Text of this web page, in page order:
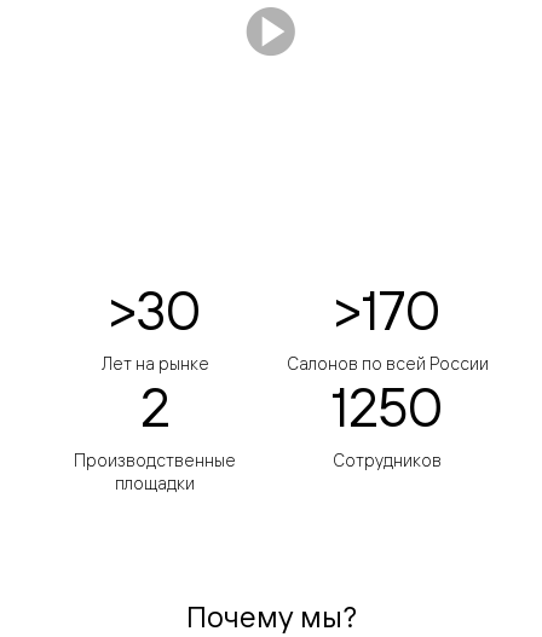
>30
Лет на рынке
>170
Салонов по всей России
2
Производственные
площадки
1250
Сотрудников
Почему мы?